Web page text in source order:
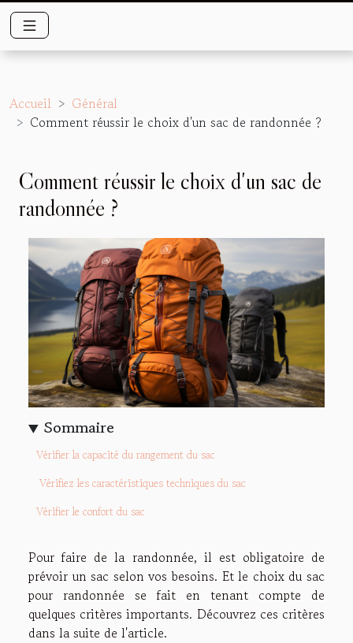
Accueil
Général
Comment réussir le choix d'un sac de randonnée ?
Comment réussir le choix d'un sac de
randonnée ?
Sommaire
Vérifier la capacité du rangement du sac
Vérifiez les caractéristiques techniques du sac
Vérifier le confort du sac
Pour faire de la randonnée, il est obligatoire de
prévoir un sac selon vos besoins. Et le choix du sac
pour randonnée se fait en tenant compte de
quelques critères importants. Découvrez ces critères
dans la suite de l'article.